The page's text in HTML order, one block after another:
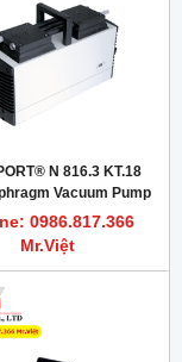
N 816.3 KT.18
Vacuum Pump
hút chân không)
0986.817.366
Mr.Việt